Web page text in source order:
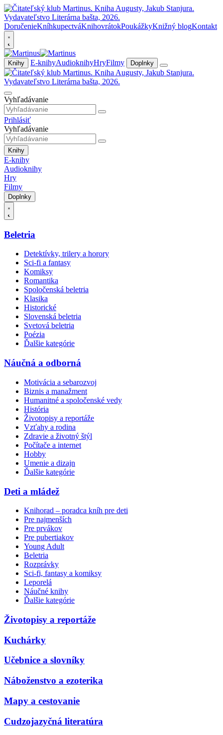
DoručenieKníhkupectváKnihovrátokPoukážkyKnižný blogKontakt
Knihy E-knihyAudioknihyHryFilmy Doplnky
Vyhľadávanie
Prihlásiť
Vyhľadávanie
Knihy
E-knihy
Audioknihy
Hry
Filmy
Doplnky
Beletria
Detektívky, trilery a horory
Sci-fi a fantasy
Komiksy
Romantika
Spoločenská beletria
Klasika
Historické
Slovenská beletria
Svetová beletria
Poézia
Ďalšie kategórie
Náučná a odborná
Motivácia a sebarozvoj
Biznis a manažment
Humanitné a spoločenské vedy
História
Životopisy a reportáže
Vzťahy a rodina
Zdravie a životný štýl
Počítače a internet
Hobby
Umenie a dizajn
Ďalšie kategórie
Deti a mládež
Knihorad – poradca kníh pre deti
Pre najmenších
Pre prvákov
Pre pubertiakov
Young Adult
Beletria
Rozprávky
Sci-fi, fantasy a komiksy
Leporelá
Náučné knihy
Ďalšie kategórie
Životopisy a reportáže
Kuchárky
Učebnice a slovníky
Náboženstvo a ezoterika
Mapy a cestovanie
Cudzojazyčná literatúra